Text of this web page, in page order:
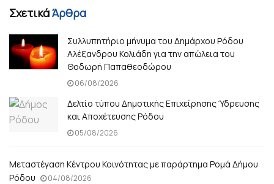
ΣχετικάΆρθρα
Συλλυπητήριο μήνυμα του Δημάρχου Ρόδου
Αλέξανδρου Κολιάδη για την απώλεια του
Θοδωρή Παπαθεοδώρου
06/08/2026
Δελτίο τύπου Δημοτικής Επιχείρησης Ύδρευσης
και Αποχέτευσης Ρόδου
05/08/2026
Μεταστέγαση Κέντρου Κοινότητας με παράρτημα Ρομά Δήμου
Ρόδου
04/08/2026